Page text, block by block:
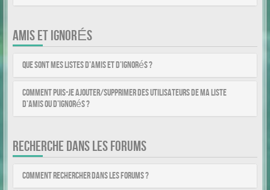
AMIS ET IGNORÉS
Que sont mes listes d’amis et d’ignorés ?
Comment puis-je ajouter/supprimer des utilisateurs de ma liste
d’amis ou d’ignorés ?
RECHERCHE DANS LES FORUMS
Comment rechercher dans les forums ?